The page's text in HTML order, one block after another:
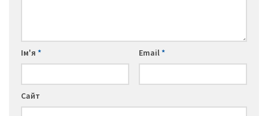
Ім'я * Email*
Сайт